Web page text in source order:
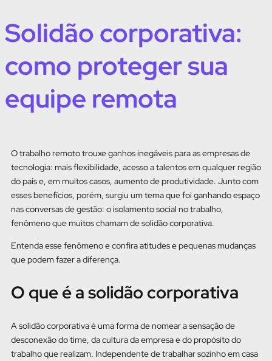
Solidão corporativa:
como proteger sua
equipe remota
O trabalho remoto trouxe ganhos inegáveis para as empresas de
tecnologia: mais flexibilidade, acesso a talentos em qualquer região
do país e, em muitos casos, aumento de produtividade. Junto com
esses benefícios, porém, surgiu um tema que foi ganhando espaço
nas conversas de gestão: o isolamento social no trabalho,
fenômeno que muitos chamam de solidão corporativa.
Entenda esse fenômeno e confira atitudes e pequenas mudanças
que podem fazer a diferença.
O que é a solidão corporativa
A solidão corporativa é uma forma de nomear a sensação de
desconexão do time, da cultura da empresa e do propósito do
trabalho que realizam. Independente de trabalhar sozinho em casa